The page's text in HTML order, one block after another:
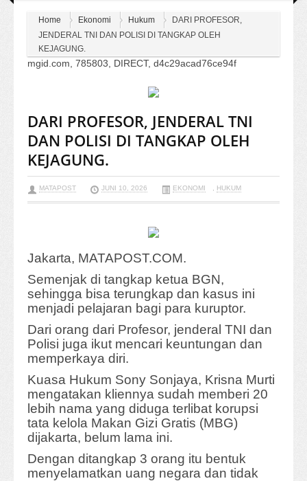
Home Ekonomi Hukum
DARI PROFESOR,
JENDERAL TNI DAN POLISI DI TANGKAP OLEH
KEJAGUNG.
mgid.com, 785803, DIRECT, d4c29acad76ce94f
DARI PROFESOR, JENDERAL TNI
DAN POLISI DI TANGKAP OLEH
KEJAGUNG.
MATAPOST JUNI 10, 2026 EKONOMI , HUKUM
Jakarta, MATAPOST.COM.
Semenjak di tangkap ketua BGN,
sehingga bisa terungkap dan kasus ini
menjadi pelajaran bagi para kuruptor.
Dari orang dari Profesor, jenderal TNI dan
Polisi juga ikut mencari keuntungan dan
memperkaya diri.
Kuasa Hukum Sony Sonjaya, Krisna Murti
mengatakan kliennya sudah memberi 20
lebih nama yang diduga terlibat korupsi
tata kelola Makan Gizi Gratis (MBG)
dijakarta, belum lama ini.
Dengan ditangkap 3 orang itu bentuk
menyelamatkan uang negara dan tidak